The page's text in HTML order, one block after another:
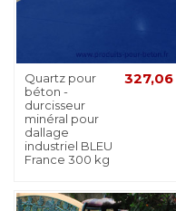
Quartz pour
béton -
durcisseur
minéral pour
dallage
industriel BLEU
France 300 kg